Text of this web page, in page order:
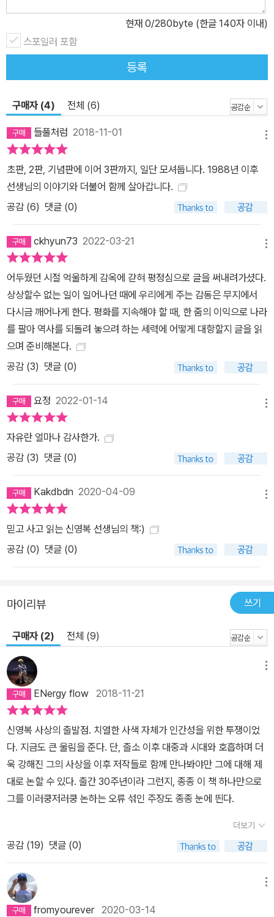
현재 0/280byte (한글 140자 이내)
스포일러 포함
등록
구매자 (4) 전체 (6)
들풀처럼 2018-11-01
초판, 2판, 기념판에 이어 3판까지, 일단 모셔둡니다. 1988년 이후
선생님의 이야기와 더불어 함께 살아갑니다.
공감 (6) 댓글 (0)
ckhyun73 2022-03-21
어두웠던 시절 억울하게 감옥에 갇혀 평정심으로 글을 써내려가셨다.
상상할수 없는 일이 일어나던 때에 우리에게 주는 감동은 무지에서
다시금 깨어나게 한다. 평화를 지속해야 할 때, 한 줌의 이익으로 나라
를 팔아 역사를 되돌려 놓으려 하는 세력에 어떻게 대항할지 글을 읽
으며 준비해본다.
공감 (3) 댓글 (0)
요정 2022-01-14
자유란 얼마나 감사한가.
공감 (3) 댓글 (0)
Kakdbdn 2020-04-09
믿고 사고 읽는 신영복 선생님의 책:)
공감 (0) 댓글 (0)
마이리뷰 쓰기
구매자 (2) 전체 (9)
ENergy flow 2018-11-21
신영복 사상의 출발점. 치열한 사색 자체가 인간성을 위한 투쟁이었
다. 지금도 큰 울림을 준다. 단, 출소 이후 대중과 시대와 호흡하며 더
욱 강해진 그의 사상을 이후 저작들로 함께 만나봐야만 그에 대해 제
대로 논할 수 있다. 출간 30주년이라 그런지, 종종 이 책 하나만으로
그를 이러쿵저러쿵 논하는 오류 섞인 주장도 종종 눈에 띈다.
더보기
공감 (19) 댓글 (0)
fromyourever2020-03-14